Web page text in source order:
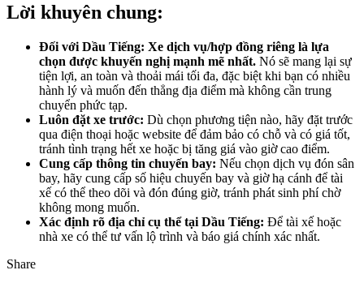
Lời khuyên chung:
Đối với Dầu Tiếng: Xe dịch vụ/hợp đồng riêng là lựa
chọn được khuyến nghị mạnh mẽ nhất. Nó sẽ mang lại sự
tiện lợi, an toàn và thoải mái tối đa, đặc biệt khi bạn có nhiều
hành lý và muốn đến thẳng địa điểm mà không cần trung
chuyển phức tạp.
Luôn đặt xe trước: Dù chọn phương tiện nào, hãy đặt trước
qua điện thoại hoặc website để đảm bảo có chỗ và có giá tốt,
tránh tình trạng hết xe hoặc bị tăng giá vào giờ cao điểm.
Cung cấp thông tin chuyến bay: Nếu chọn dịch vụ đón sân
bay, hãy cung cấp số hiệu chuyến bay và giờ hạ cánh để tài
xế có thể theo dõi và đón đúng giờ, tránh phát sinh phí chờ
không mong muốn.
Xác định rõ địa chỉ cụ thể tại Dầu Tiếng: Để tài xế hoặc
nhà xe có thể tư vấn lộ trình và báo giá chính xác nhất.
Share